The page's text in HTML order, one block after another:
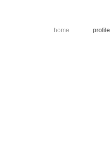
home profile